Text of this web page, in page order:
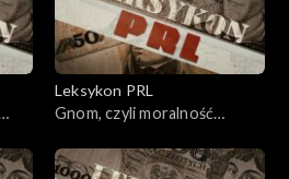
Leksykon PRL
Gnom, czyli moralność